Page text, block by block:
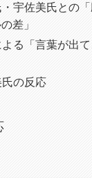
・宇佐美氏との
差」
る「言葉が出
の反応